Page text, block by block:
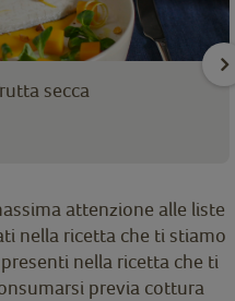
secca
attenzione alle liste
nella ricetta che ti stiamo
nella ricetta che ti
previa cottura